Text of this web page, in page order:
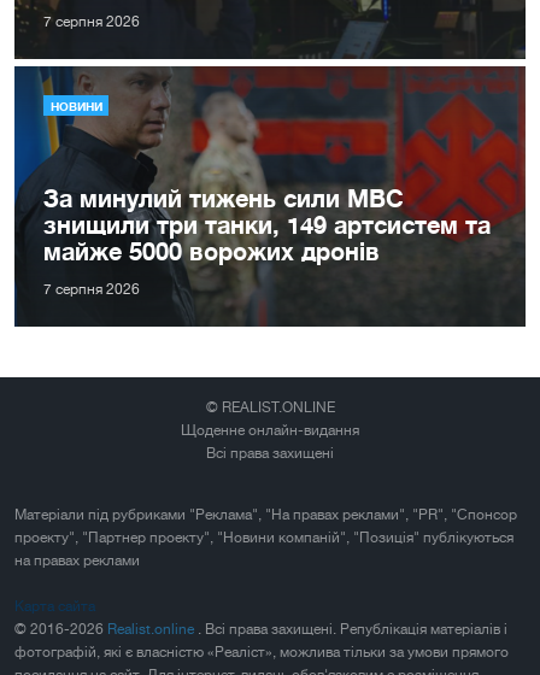
7 серпня 2026
НОВИНИ
За минулий тижень сили МВС
знищили три танки, 149 артсистем та
майже 5000 ворожих дронів
7 серпня 2026
© REALIST.ONLINE
Щоденне онлайн-видання
Всі права захищені
Матеріали під рубриками "Реклама", "На правах реклами", "PR", "Спонсор
проекту", "Партнер проекту", "Новини компаній", "Позиція" публікуються
на правах реклами
Карта сайта
© 2016-2026 Realist.online . Всі права захищені. Републікація матеріалів і
фотографій, які є власністю «Реаліст», можлива тільки за умови прямого